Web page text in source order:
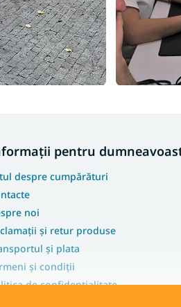
pentru
despre cumpărături
noi
și retur produse
și plata
și condiții
de confidențialitate